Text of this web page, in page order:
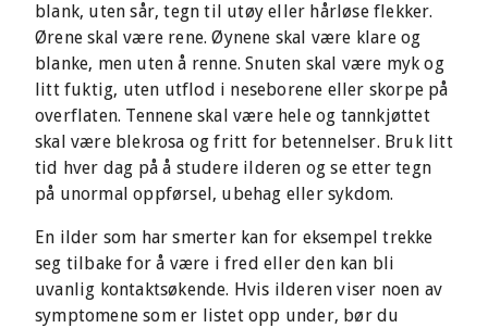
blank, uten sår, tegn til utøy eller hårløse flekker.
Ørene skal være rene. Øynene skal være klare og
blanke, men uten å renne. Snuten skal være myk og
litt fuktig, uten utflod i neseborene eller skorpe på
overflaten. Tennene skal være hele og tannkjøttet
skal være blekrosa og fritt for betennelser. Bruk litt
tid hver dag på å studere ilderen og se etter tegn
på unormal oppførsel, ubehag eller sykdom.
En ilder som har smerter kan for eksempel trekke
seg tilbake for å være i fred eller den kan bli
uvanlig kontaktsøkende. Hvis ilderen viser noen av
symptomene som er listet opp under, bør du